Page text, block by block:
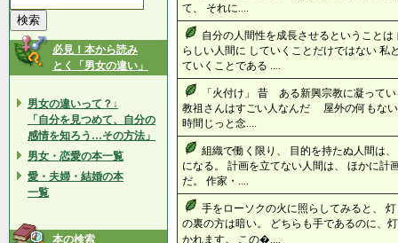
必見！本から読み
とく「男女の違い」
男女の違いって？↓
「自分を見つめて、自分の
感情を知ろう…その方法」
男女・恋愛の本一覧
愛・夫婦・結婚の本
一覧
本の検索
て、 それに....
自分の人間性を成長させるということ
らしい人間に していくことだけではない 私
ていくことである ....
「火付け」 昔 ある新興宗教に凝って
教祖さんはすごい人なんだ 屋外の何もな
時間じっと念....
組織で働く限り、 目的を持たぬ人間は
になる。 計画を立てない人間は、 ほかに計
だ。 作家・....
手をローソクの火に照らしてみると、
の裏の方は暗い。 どちらも手であるのに、
かれます。 この�....